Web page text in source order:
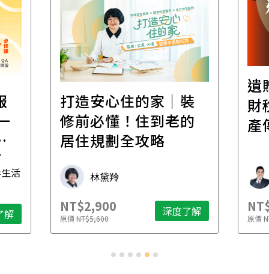
活
解
打造安心住的家｜裝
修前必懂！住到老的
居住規劃全攻略
林黛羚
NT$2,900
原價NT$5,600 深度了解
遺
財
產
原價